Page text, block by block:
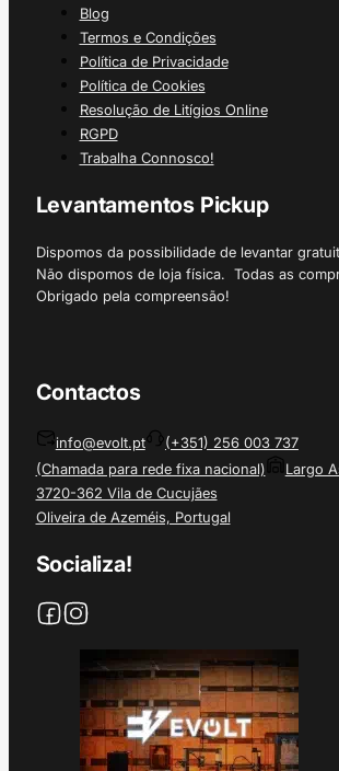
Blog
Termos e Condições
Política de Privacidade
Política de Cookies
Resolução de Litígios Online
RGPD
Trabalha Connosco!
Levantamentos Pickup
Dispomos da possibilidade de levantar
Não dispomos de loja física. Todas as
Obrigado pela compreensão!
Contactos
info@evolt.pt
(+351) 256 003 737
(Chamada para rede fixa nacional)
Largo
3720-362 Vila de Cucujães
Oliveira de Azeméis, Portugal
Socializa!